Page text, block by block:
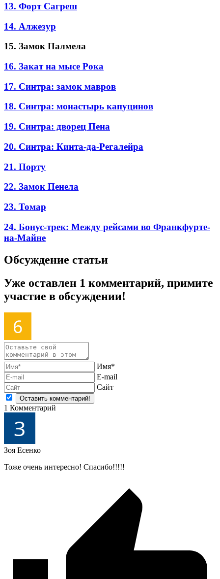
13. Форт Сагреш
14. Алжезур
15. Замок Палмела
16. Закат на мысе Рока
17. Синтра: замок мавров
18. Синтра: монастырь капуцинов
19. Синтра: дворец Пена
20. Синтра: Кинта-да-Регалейра
21. Порту
22. Замок Пенела
23. Томар
24. Бонус-трек: Между рейсами во Франкфурте-
на-Майне
Обсуждение статьи
Уже оставлен 1 комментарий, примите
участие в обсуждении!
Имя*
E-mail
Сайт
1 Комментарий
Зоя Есенко
Тоже очень интересно! Спасибо!!!!!